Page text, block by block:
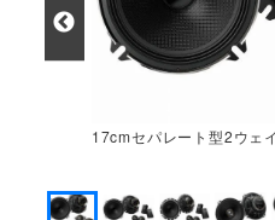
17cmセパレート型2ウェ